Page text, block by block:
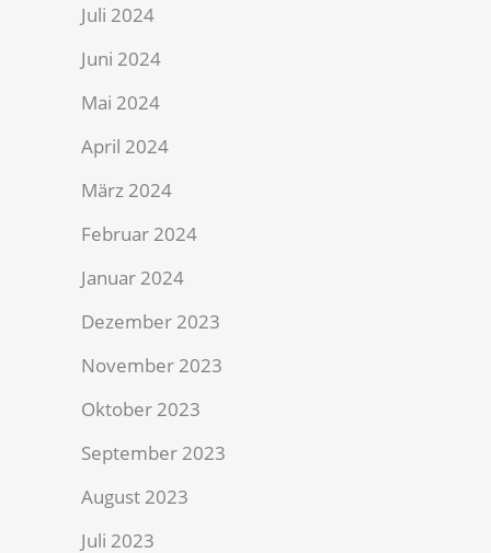
Juli 2024
Juni 2024
Mai 2024
April 2024
März 2024
Februar 2024
Januar 2024
Dezember 2023
November 2023
Oktober 2023
September 2023
August 2023
Juli 2023